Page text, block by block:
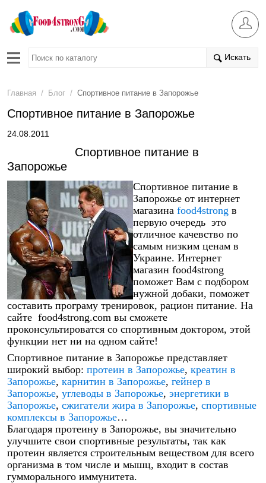
Искать
Главная / Блог / Спортивное питание в Запорожье
Спортивное питание в Запорожье
24.08.2011
Спортивное питание в
Запорожье
Спортивное питание в
Запорожье от интернет
магазина food4strong в
первую очередь это
отличное качевство по
самым низким ценам в
Украине. Интернет
магазин food4strong
поможет Вам с подбором
нужной добаки, поможет
составить програму тренировок, рацион питание. На
сайте food4strong.com вы сможете
проконсультироватся со спортивным доктором, этой
функции нет ни на одном сайте!
Спортивное питание в Запорожье представляет
широкий выбор: протеин в Запорожье, креатин в
Запорожье, карнитин в Запорожье, гейнер в
Запорожье, углеводы в Запорожье, энергетики в
Запорожье, сжигатели жира в Запорожье, спортивные
комплексы в Запорожье…
Благодаря протеину в Запорожье, вы значительно
улучшите свои спортивные результаты, так как
протеин является строительным веществом для всего
организма в том числе и мышц, входит в состав
гумморального иммунитета.